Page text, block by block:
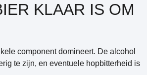
KLAAR IS OM
component domineert. De alcohol
te zijn, en eventuele hopbitterheid is